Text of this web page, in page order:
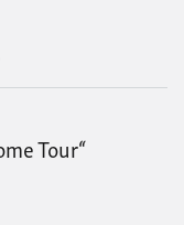
Tour“